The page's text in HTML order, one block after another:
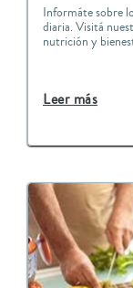
Informáte sobre
diaria. Visitá
nutrición y
Leer más